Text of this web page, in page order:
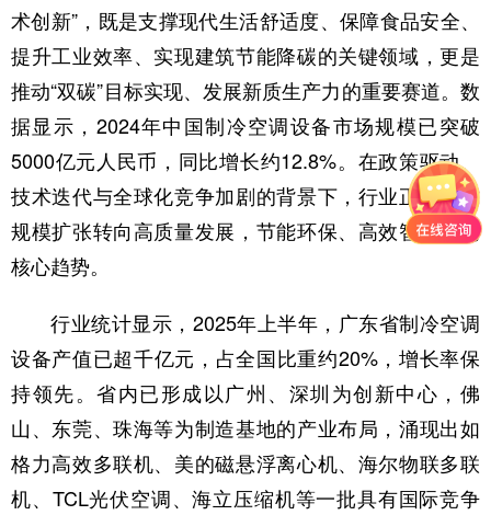
术创新”，既是支撑现代生活舒适度、保障食品安全、
提升工业效率、实现建筑节能降碳的关键领域，更是
推动“双碳”目标实现、发展新质生产力的重要赛道。数
据显示，2024年中国制冷空调设备市场规模已突破
5000亿元人民币，同比增长约12.8%。在政策驱动、
技术迭代与全球化竞争加剧的背景下，行业正从追求
规模扩张转向高质量发展，节能环保、高效智能成为
核心趋势。
行业统计显示，2025年上半年，广东省制冷空调
设备产值已超千亿元，占全国比重约20%，增长率保
持领先。省内已形成以广州、深圳为创新中心，佛
山、东莞、珠海等为制造基地的产业布局，涌现出如
格力高效多联机、美的磁悬浮离心机、海尔物联多联
机、TCL光伏空调、海立压缩机等一批具有国际竞争